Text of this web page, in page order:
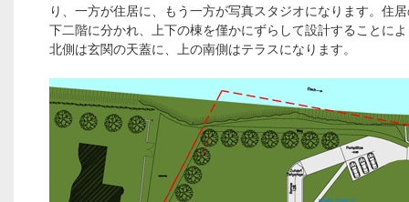
り、一方が住居に、もう一方が写真スタジオになります。住
下二階に分かれ、上下の棟を僅かにずらして設計することに
北側は玄関の天蓋に、上の南側はテラスになります。